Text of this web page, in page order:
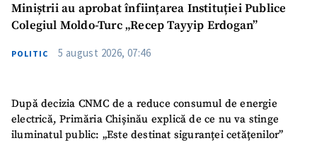
Miniștrii au aprobat înființarea Instituției Publice
Colegiul Moldo-Turc „Recep Tayyip Erdogan”
POLITIC 5 august 2026, 07:46
După decizia CNMC de a reduce consumul de energie
electrică, Primăria Chișinău explică de ce nu va stinge
iluminatul public: „Este destinat siguranței cetățenilor”